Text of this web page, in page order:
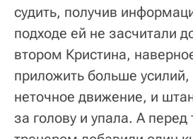
судить, получив
подходе ей не засчитали
втором Кристина,
приложить больше усилий,
неточное движение, и
за голову и упала. А